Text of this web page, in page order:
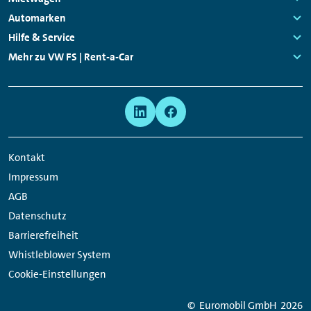
Navigation
Links:
Automarken
Links:
Hilfe & Service
Links:
Mehr zu VW FS | Rent-a-Car
Kontakt
Impressum
AGB
Datenschutz
Barrierefreiheit
Whistleblower System
Cookie-Einstellungen
Network
Links
© Euromobil GmbH 2026